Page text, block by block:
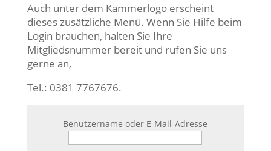
Auch unter dem Kammerlogo erscheint
dieses zusätzliche Menü. Wenn Sie Hilfe beim
Login brauchen, halten Sie Ihre
Mitgliedsnummer bereit und rufen Sie uns
gerne an,
Tel.: 0381 7767676.
Benutzername oder E-Mail-Adresse